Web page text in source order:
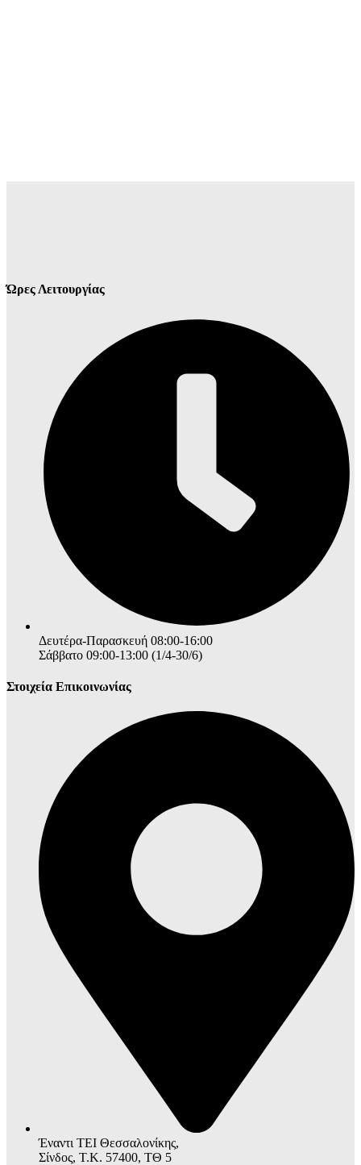
Ώρες Λειτουργίας
Δευτέρα-Παρασκευή 08:00-16:00
Σάββατο 09:00-13:00 (1/4-30/6)
Στοιχεία Επικοινωνίας
Έναντι ΤΕΙ Θεσσαλονίκης,
Σίνδος, Τ.Κ. 57400, ΤΘ 5